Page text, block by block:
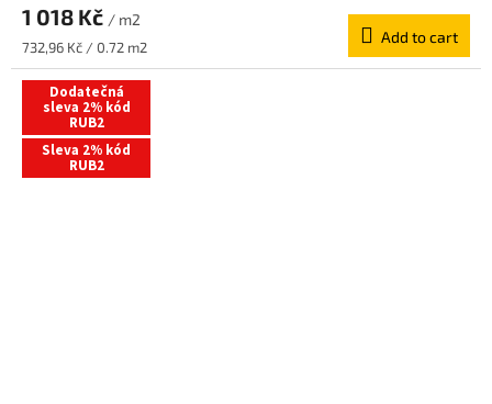
1 018 Kč / m2
Measure
price:
732,96 Kč / 0.72 m2
Add to cart
Dodatečná
sleva 2% kód
RUB2
Sleva 2% kód
RUB2